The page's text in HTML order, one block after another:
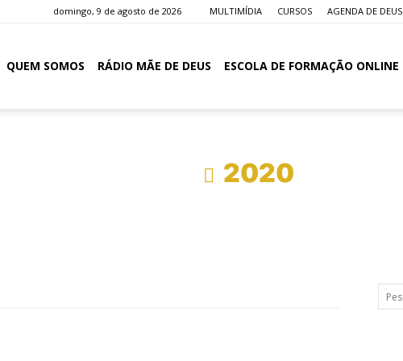
domingo, 9 de agosto de 2026 MULTIMÍDIA CURSOS AGENDA DE DEUS
QUEM SOMOS RÁDIO MÃE DE DEUS ESCOLA DE FORMAÇÃO ONLINE
2020